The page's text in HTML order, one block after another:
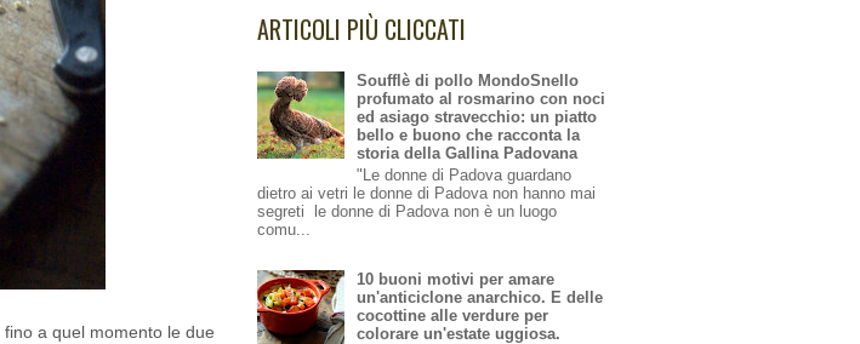
ARTICOLI PIÙ CLICCATI
Soufflè di pollo MondoSnello
profumato al rosmarino con noci
ed asiago stravecchio: un piatto
bello e buono che racconta la
storia della Gallina Padovana
"Le donne di Padova guardano
dietro ai vetri le donne di Padova non hanno mai
segreti le donne di Padova non è un luogo
comu...
10 buoni motivi per amare
un'anticiclone anarchico. E delle
cocottine alle verdure per
colorare un'estate uggiosa.
a quel momento le due